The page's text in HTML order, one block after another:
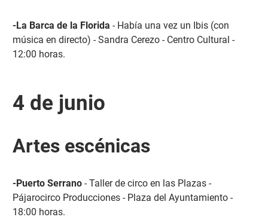
-La Barca de la Florida - Había una vez un Ibis (con
música en directo) - Sandra Cerezo - Centro Cultural -
12:00 horas.
4 de junio
Artes escénicas
-Puerto Serrano- Taller de circo en las Plazas -
Pájarocirco Producciones - Plaza del Ayuntamiento -
18:00 horas.